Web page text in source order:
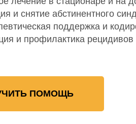
и снятие абстинентного
поддержка и
и профилактика рецидивов
ПОМОЩЬ